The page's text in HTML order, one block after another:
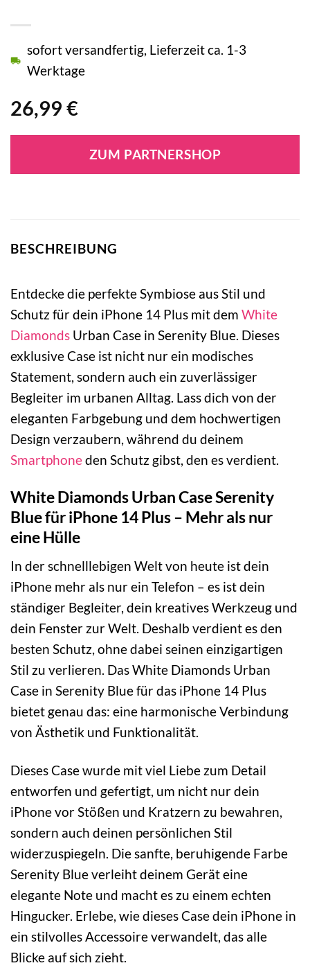
26,99 €
sofort versandfertig, Lieferzeit ca. 1-3
Werktage
ZUM PARTNERSHOP
BESCHREIBUNG
Entdecke die perfekte Symbiose aus Stil und
Schutz für dein iPhone 14 Plus mit dem White
Diamonds Urban Case in Serenity Blue. Dieses
exklusive Case ist nicht nur ein modisches
Statement, sondern auch ein zuverlässiger
Begleiter im urbanen Alltag. Lass dich von der
eleganten Farbgebung und dem hochwertigen
Design verzaubern, während du deinem
Smartphoneden Schutz gibst, den es verdient.
White Diamonds Urban Case Serenity
Blue für iPhone 14 Plus – Mehr als nur
eine Hülle
In der schnelllebigen Welt von heute ist dein
iPhone mehr als nur ein Telefon – es ist dein
ständiger Begleiter, dein kreatives Werkzeug und
dein Fenster zur Welt. Deshalb verdient es den
besten Schutz, ohne dabei seinen einzigartigen
Stil zu verlieren. Das White Diamonds Urban
Case in Serenity Blue für das iPhone 14 Plus
bietet genau das: eine harmonische Verbindung
von Ästhetik und Funktionalität.
Dieses Case wurde mit viel Liebe zum Detail
entworfen und gefertigt, um nicht nur dein
iPhone vor Stößen und Kratzern zu bewahren,
sondern auch deinen persönlichen Stil
widerzuspiegeln. Die sanfte, beruhigende Farbe
Serenity Blue verleiht deinem Gerät eine
elegante Note und macht es zu einem echten
Hingucker. Erlebe, wie dieses Case dein iPhone in
ein stilvolles Accessoire verwandelt, das alle
Blicke auf sich zieht.